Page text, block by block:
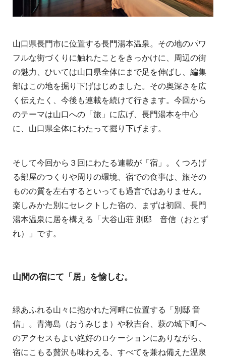
山口県長門市に位置する長門湯本温泉。その地のパワ
フルな街づくりに触れたことをきっかけに、周辺の街
の魅力、ひいては山口県全体にまで足を伸ばし、編集
部はこの地を掘り下げはじめました。その奥深さを広
く伝えたく、今後も連載を続けて行きます。今回から
のテーマは山口への「旅」に広げ、長門湯本を中心
に、山口県全体にわたって掘り下げます。
そして今回から３回にわたる連載が「宿」。くつろげ
る部屋のつくりや周りの環境、宿での食事は、旅その
ものの質を左右するといっても過言ではありません。
楽しみかた別にセレクトした宿の、まずは初回、長門
湯本温泉に居を構える「大谷山荘 別邸 音信（おとず
れ）」です。
山間の宿にて「居」を愉しむ。
緑あふれる山々に抱かれた河畔に位置する「別邸 音
信」。青海島（おうみじま）や秋吉台、萩の城下町へ
のアクセスもよい絶好のロケーションにありながら、
宿にこもる贅沢も味わえる、すべてを兼ね備えた温泉